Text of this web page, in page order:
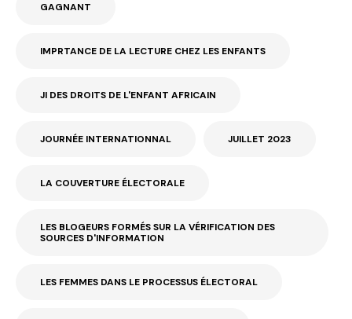
GAGNANT
IMPRTANCE DE LA LECTURE CHEZ LES ENFANTS
JI DES DROITS DE L'ENFANT AFRICAIN
JOURNÉE INTERNATIONNAL JUILLET 2023
LA COUVERTURE ÉLECTORALE
LES BLOGEURS FORMÉS SUR LA VÉRIFICATION DES
SOURCES D'INFORMATION
LES FEMMES DANS LE PROCESSUS ÉLECTORAL